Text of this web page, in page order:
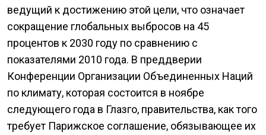
ведущий к достижению этой цели, что означает
сокращение глобальных выбросов на 45
процентов к 2030 году по сравнению с
показателями 2010 года. В преддверии
Конференции Организации Объединенных Наций
по климату, которая состоится в ноябре
следующего года в Глазго, правительства, как того
требует Парижское соглашение, обязывающее их